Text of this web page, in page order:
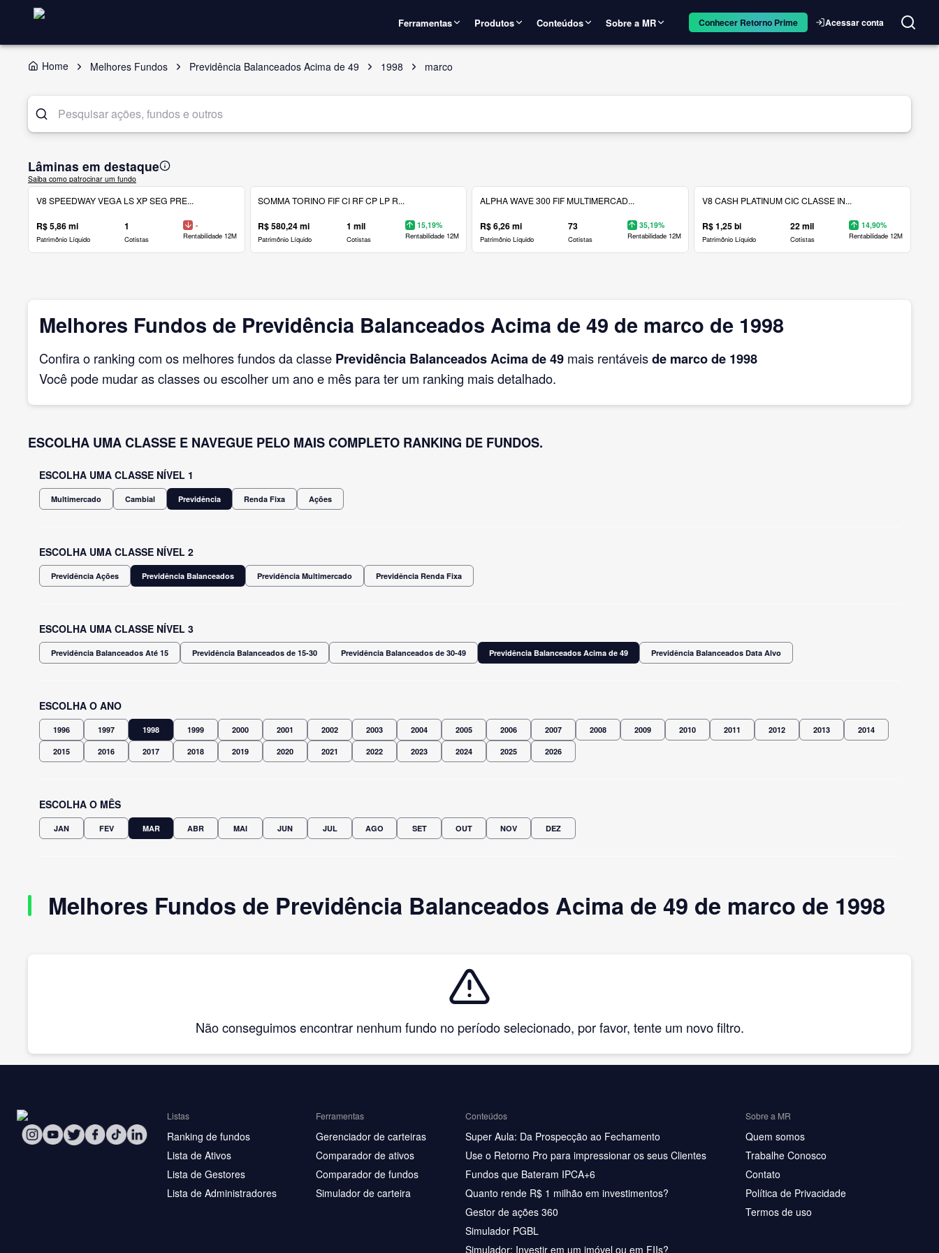
Ferramentas Produtos Conteúdos Sobre a MR Conhecer Retorno Prime Acessar conta
Home Melhores Fundos Previdência Balanceados Acima de 49 1998 marco
Lâminas em destaque
Saiba como patrocinar um fundo
V8 SPEEDWAY VEGA LS XP SEG PRE...
R$ 5,86 mi
Patrimônio Líquido
1
Cotistas
-
Rentabilidade 12M
SOMMA TORINO FIF CI RF CP LP R...
R$ 580,24 mi
Patrimônio Líquido
1 mil
Cotistas
15,19%
Rentabilidade 12M
ALPHA WAVE 300 FIF MULTIMERCAD...
R$ 6,26 mi
Patrimônio Líquido
73
Cotistas
35,19%
Rentabilidade 12M
V8 CASH PLATINUM CIC CLASSE IN...
R$ 1,25 bi
Patrimônio Líquido
22 mil
Cotistas
14,90%
Rentabilidade 12M
Melhores Fundos de Previdência Balanceados Acima de 49 de marco de 1998
Confira o ranking com os melhores fundos da classe Previdência Balanceados Acima de 49 mais rentáveisde marcode 1998
Você pode mudar as classes ou escolher um ano e mês para ter um ranking mais detalhado.
ESCOLHA UMA CLASSE E NAVEGUE PELO MAIS COMPLETO RANKING DE FUNDOS.
ESCOLHA UMA CLASSE NÍVEL 1
Multimercado Cambial Previdência Renda Fixa Ações
ESCOLHA UMA CLASSE NÍVEL 2
Previdência Ações Previdência Balanceados Previdência Multimercado Previdência Renda Fixa
ESCOLHA UMA CLASSE NÍVEL 3
Previdência Balanceados Até 15 Previdência Balanceados de 15-30 Previdência Balanceados de 30-49 Previdência Balanceados Acima de 49 Previdência Balanceados Data Alvo
ESCOLHA O ANO
1996 1997 1998 1999 2000 2001 2002 2003 2004 2005 2006 2007 2008 2009 2010 2011 2012 2013 2014
2015 2016 2017 2018 2019 2020 2021 2022 2023 2024 2025 2026
ESCOLHA O MÊS
JAN FEV MAR ABR MAI JUN JUL AGO SET OUT NOV DEZ
Melhores Fundos de Previdência Balanceados Acima de 49 de marco de 1998
Não conseguimos encontrar nenhum fundo no período selecionado, por favor, tente um novo filtro.
Listas
Ranking de fundos
Lista de Ativos
Lista de Gestores
Lista de Administradores
Ferramentas
Gerenciador de carteiras
Comparador de ativos
Comparador de fundos
Simulador de carteira
Conteúdos
Super Aula: Da Prospecção ao Fechamento
Use o Retorno Pro para impressionar os seus Clientes
Fundos que Bateram IPCA+6
Quanto rende R$ 1 milhão em investimentos?
Gestor de ações 360
Simulador PGBL
Simulador: Investir em um imóvel ou em FIIs?
Sobre a MR
Quem somos
Trabalhe Conosco
Contato
Política de Privacidade
Termos de uso